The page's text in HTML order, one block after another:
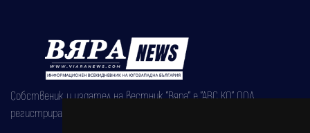
Собственик и издател на вестник "Вяра" е "АВС КО" ООД,
регистрирана на 08.05.2002 година.